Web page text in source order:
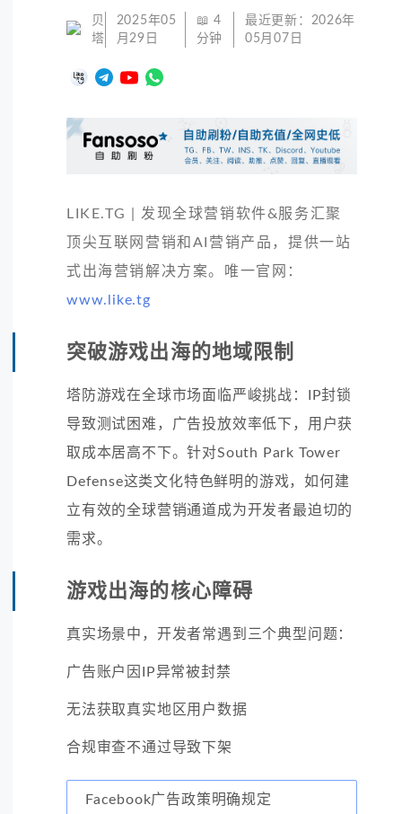
贝
塔
2025年05
月29日
📖 4
分钟
最近更新： 2026年
05月07日
LIKE.TG | 发现全球营销软件&服务汇聚
顶尖互联网营销和AI营销产品，提供一站
式出海营销解决方案。唯一官网：
www.like.tg
突破游戏出海的地域限制
塔防游戏在全球市场面临严峻挑战：IP封锁
导致测试困难，广告投放效率低下，用户获
取成本居高不下。针对South Park Tower
Defense这类文化特色鲜明的游戏，如何建
立有效的全球营销通道成为开发者最迫切的
需求。
游戏出海的核心障碍
真实场景中，开发者常遇到三个典型问题：
广告账户因IP异常被封禁
无法获取真实地区用户数据
合规审查不通过导致下架
Facebook广告政策明确规定